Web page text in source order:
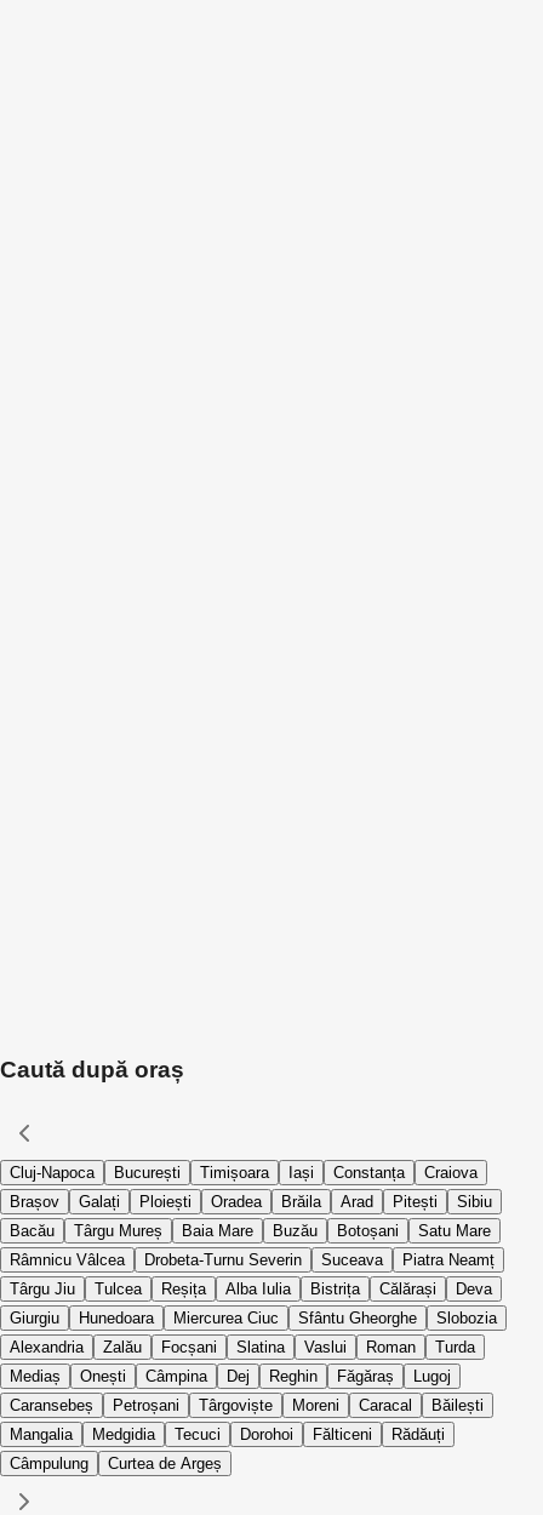
Caută după oraș
Cluj-Napoca București Timișoara Iași Constanța
Craiova
Brașov
Galați Ploiești Oradea Brăila Arad Pitești
Sibiu
Bacău
Târgu Mureș Baia Mare Buzău Botoșani
Satu Mare
Râmnicu Vâlcea
Drobeta-Turnu Severin Suceava
Piatra Neamț
Târgu Jiu
Tulcea Reșița Alba Iulia Bistrița Călărași
Deva
Giurgiu
Hunedoara Miercurea Ciuc Sfântu Gheorghe
Slobozia
Alexandria
Zalău Focșani Slatina Vaslui Roman
Turda
Mediaș
Onești Câmpina Dej Reghin Făgăraș
Lugoj
Caransebeș
Petroșani Târgoviște Moreni Caracal
Băilești
Mangalia
Medgidia Tecuci Dorohoi Fălticeni
Rădăuți
Câmpulung
Curtea de Argeș